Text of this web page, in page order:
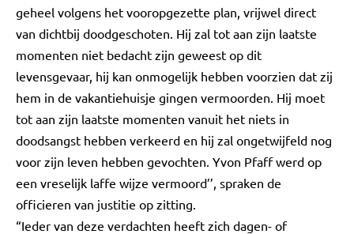
geheel volgens het vooropgezette plan, vrijwel direct
van dichtbij doodgeschoten. Hij zal tot aan zijn laatste
momenten niet bedacht zijn geweest op dit
levensgevaar, hij kan onmogelijk hebben voorzien dat zij
hem in de vakantiehuisje gingen vermoorden. Hij moet
tot aan zijn laatste momenten vanuit het niets in
doodsangst hebben verkeerd en hij zal ongetwijfeld nog
voor zijn leven hebben gevochten. Yvon Pfaff werd op
een vreselijk laffe wijze vermoord’’, spraken de
officieren van justitie op zitting.
“Ieder van deze verdachten heeft zich dagen- of